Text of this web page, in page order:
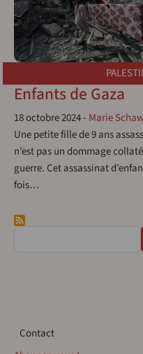
Enfants de Gaza
18 octobre 2024- Marie
Une petite fille de 9 ans
n’est pas un dommage
guerre. Cet assassinat
fois…
Contact
Contact